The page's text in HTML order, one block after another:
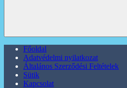
Főoldal
Adatvédelmi nyilatkozat
Általános Szerződési Feltételek
Sütik
Kapcsolat